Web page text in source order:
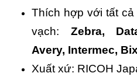
Thích hợp với tất
vạch: Zebra,
Avery, Intermec,
Xuất xứ: RICOH